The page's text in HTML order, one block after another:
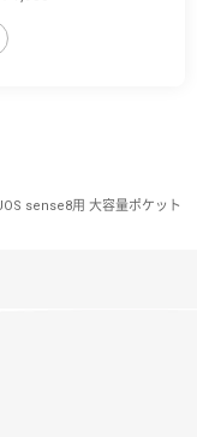
sense8用 大容量ポケット